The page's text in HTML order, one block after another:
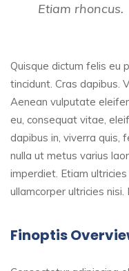
Etiam rhoncus.
Quisque dictum felis eu
tincidunt. Cras dapibus.
Aenean vulputate
eu, consequat vitae,
dapibus in, viverra quis,
nulla ut metus varius
imperdiet. Etiam
ullamcorper ultricies
Finoptis